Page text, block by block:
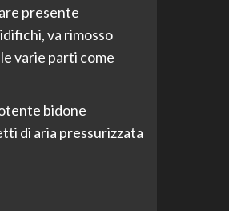
presente
va rimosso
varie parti come
bidone
di aria pressurizzata